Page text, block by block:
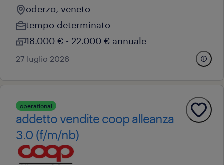
oderzo, veneto
tempo determinato
18.000 € - 22.000 € annuale
27 luglio 2026
operational
addetto vendite coop alleanza
3.0 (f/m/nb)